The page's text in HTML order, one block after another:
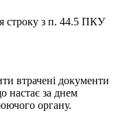
строку з п. 44.5 ПКУ
втрачені документи
настає за днем
органу.